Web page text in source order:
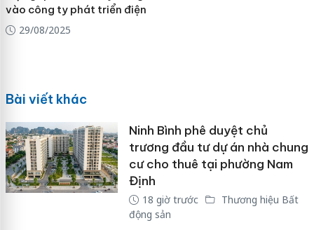
vào công ty phát triển điện
29/08/2025
Bài viết khác
Ninh Bình phê duyệt chủ
trương đầu tư dự án nhà chung
cư cho thuê tại phường Nam
Định
18 giờ trước
Thương hiệu Bất
động sản